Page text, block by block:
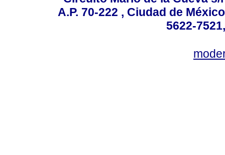
A.P. 70-222 , Ciudad de
5622-